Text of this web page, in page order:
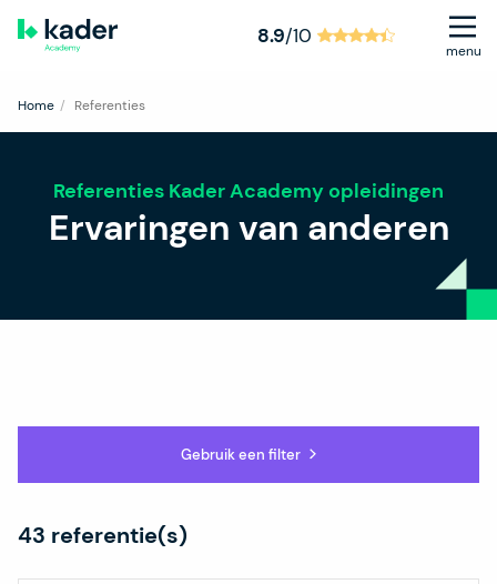
8.9/10
menu
Home Referenties
Referenties Kader Academy opleidingen
Ervaringen van anderen
Gebruik een filter
43 referentie(s)